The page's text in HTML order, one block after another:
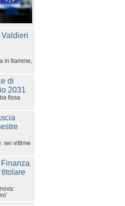
in fiamme,
fissa
sei vittime